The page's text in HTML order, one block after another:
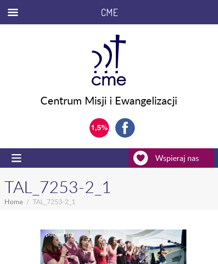
Centrum Misji i Ewangelizacji
Wspieraj nas
TAL_7253-2_1
Home TAL_7253-2_1
CME